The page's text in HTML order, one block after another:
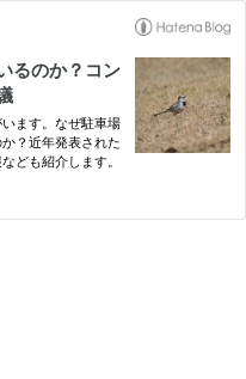
るのか？コン
ます。なぜ駐車場
？近年発表された
ども紹介します。